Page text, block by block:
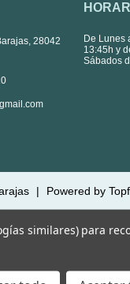
28042
De Lunes
13:45h y
Sábados
| Powered by
similares) para